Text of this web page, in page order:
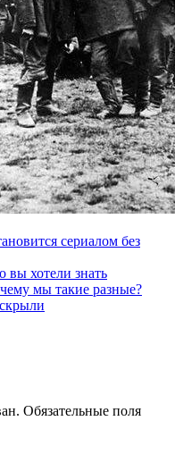
сериалом без
вы хотели знать
мы такие разные?
Обязательные поля